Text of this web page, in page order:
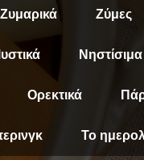
Ζυμαρικά Ζύμες
Ορεκτικά
Το